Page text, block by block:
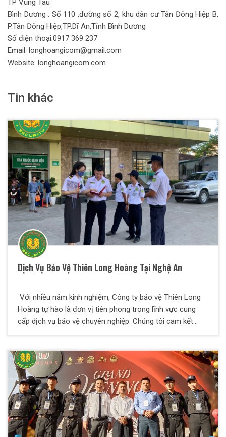
Bình Dương : Số 110 ,đường số 2, khu dân cư Tân Đông Hiệp B,
P.Tân Đông Hiệp,TP.Dĩ An,Tỉnh Bình Dương
Số điện thoại:0917 369 237
Email: longhoangicom@gmail.com
Website: longhoangicom.com
Tin khác
Dịch Vụ Bảo Vệ Thiên Long Hoàng Tại Nghệ An
Với nhiều năm kinh nghiệm, Công ty bảo vệ Thiên Long
Hoàng tự hào là đơn vị tiên phong trong lĩnh vực cung
cấp dịch vụ bảo vệ chuyên nghiệp. Chúng tôi cam kết
pháp bảo vệ tối ưu, linh hoạt, giá cả cạnh tranh, phù hợp
với mọi nhu cầu và điều kiện cụ thể của từng doanh
nghiệp.